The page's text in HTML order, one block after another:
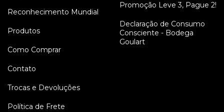
Reconhecimento Mundial
Produtos
Como Comprar
Contato
Trocas e Devoluções
Política de Frete
Promoção Leve 3, Pague 2!
Declaração de Consumo
Consciente - Bodega
Goulart